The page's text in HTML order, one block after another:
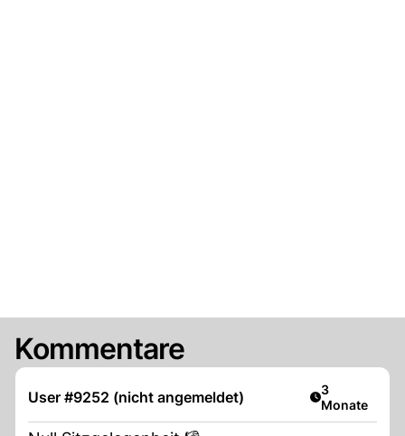
Kommentare
User #9252 (nicht angemeldet) Artikel
3
Monate